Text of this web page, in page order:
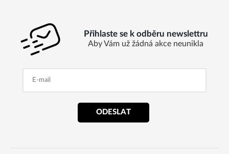
Přihlaste se k odběru newslettru
Aby Vám už žádná akce neunikla
ODESLAT